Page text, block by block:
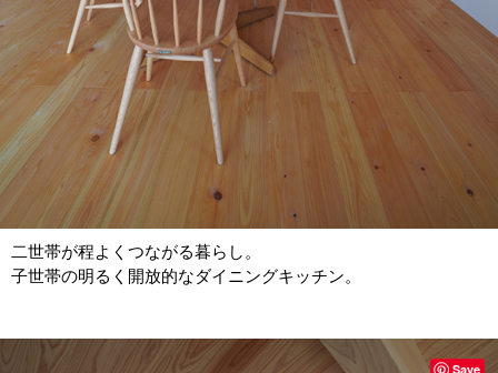
二世帯が程よくつながる暮らし。
子世帯の明るく開放的なダイニングキッチン。
Save